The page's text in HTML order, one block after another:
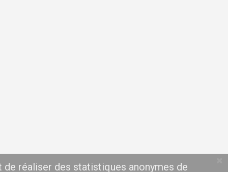
réaliser des statistiques anonymes de